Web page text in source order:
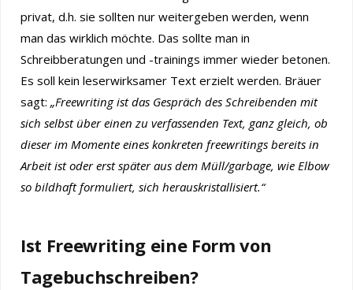
privat, d.h. sie sollten nur weitergeben werden, wenn
man das wirklich möchte. Das sollte man in
Schreibberatungen und -trainings immer wieder betonen.
Es soll kein leserwirksamer Text erzielt werden. Bräuer
sagt: „Freewriting ist das Gespräch des Schreibenden mit
sich selbst über einen zu verfassenden Text, ganz gleich, ob
dieser im Momente eines konkreten freewritings bereits in
Arbeit ist oder erst später aus dem Müll/garbage, wie Elbow
so bildhaft formuliert, sich herauskristallisiert.“
Ist Freewriting eine Form von
Tagebuchschreiben?